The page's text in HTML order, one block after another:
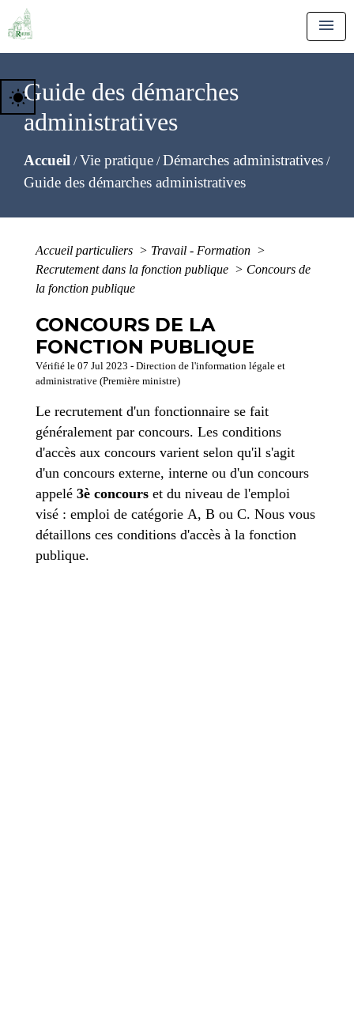
menu
Guide des démarches
administratives
Accueil /Vie pratique /Démarches administratives /
Guide des démarches administratives
wb_sunny
Accueil particuliers > Travail - Formation >
Recrutement dans la fonction publique > Concours de
la fonction publique
CONCOURS DE LA
FONCTION PUBLIQUE
Vérifié le 07 Jul 2023 - Direction de l'information légale et
administrative (Première ministre)
Le recrutement d'un fonctionnaire se fait
généralement par concours. Les conditions
d'accès aux concours varient selon qu'il s'agit
d'un concours externe, interne ou d'un concours
appelé 3è concours et du niveau de l'emploi
visé : emploi de catégorie A, B ou C. Nous vous
détaillons ces conditions d'accès à la fonction
publique.